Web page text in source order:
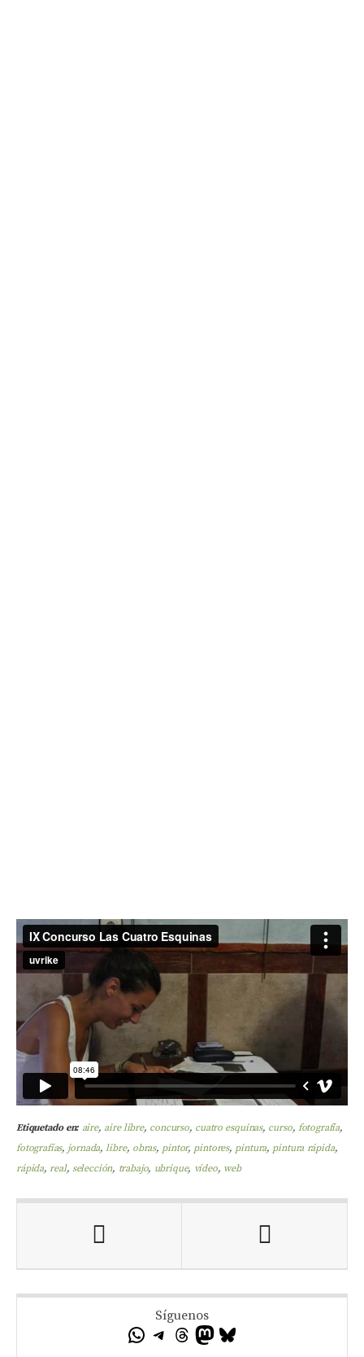
Etiquetado en: aire, aire libre, concurso, cuatro esquinas, curso, fotografía,
fotografías, jornada,libre, obras, pintor, pintores, pintura, pintura rápida,
rápida,real, selección, trabajo, ubrique, vídeo, web
Síguenos